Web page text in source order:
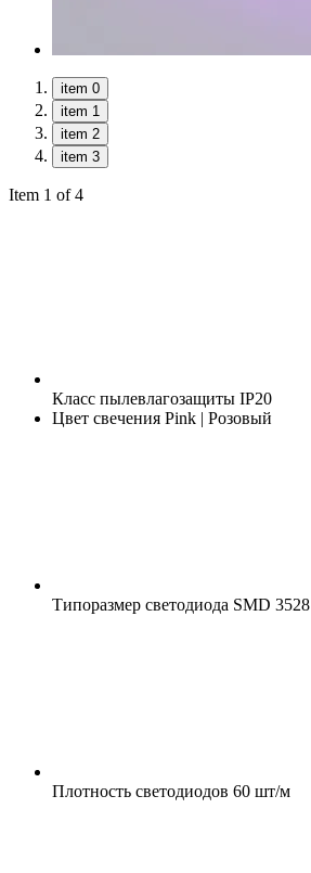
item 0
item 1
item 2
item 3
Item 1 of 4
Класс пылевлагозащиты IP20
Цвет свечения Pink | Розовый
Типоразмер светодиода SMD 3528
Плотность светодиодов 60 шт/м